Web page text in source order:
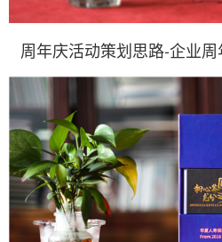
周年庆活动策划思路-企业